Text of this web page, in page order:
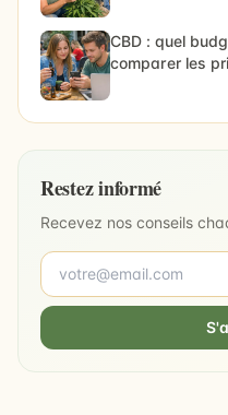
CBD : quel
comparer les
Restez informé
Recevez nos conseils